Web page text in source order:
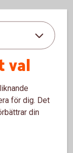
val
för dig. Det
din